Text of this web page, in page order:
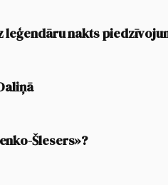
leģendāru nakts
Šlesers»?